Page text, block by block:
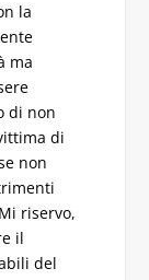
la
ma
di non
di
non
riservo,
il
del